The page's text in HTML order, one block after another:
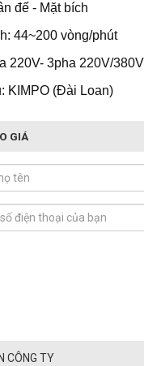
đế - Mặt bích
44~200 vòng/phút
220V- 3pha 220V/380V
KIMPO (Đài Loan)
GIÁ
CÔNG TY